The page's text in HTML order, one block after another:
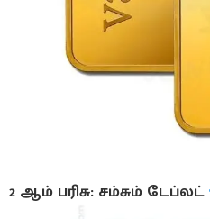
2 ஆம் பரிசு: சம்சும் டேப்லட்